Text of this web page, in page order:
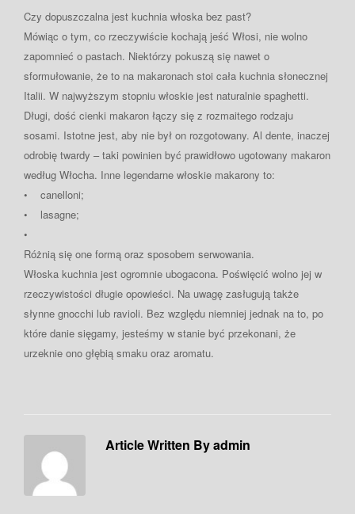
Czy dopuszczalna jest kuchnia włoska bez past?
Mówiąc o tym, co rzeczywiście kochają jeść Włosi, nie wolno
zapomnieć o pastach. Niektórzy pokuszą się nawet o
sformułowanie, że to na makaronach stoi cała kuchnia słonecznej
Italii. W najwyższym stopniu włoskie jest naturalnie spaghetti.
Długi, dość cienki makaron łączy się z rozmaitego rodzaju
sosami. Istotne jest, aby nie był on rozgotowany. Al dente, inaczej
odrobię twardy – taki powinien być prawidłowo ugotowany makaron
według Włocha. Inne legendarne włoskie makarony to:
• canelloni;
• lasagne;
•
Różnią się one formą oraz sposobem serwowania.
Włoska kuchnia jest ogromnie ubogacona. Poświęcić wolno jej w
rzeczywistości długie opowieści. Na uwagę zasługują także
słynne gnocchi lub ravioli. Bez względu niemniej jednak na to, po
które danie sięgamy, jesteśmy w stanie być przekonani, że
urzeknie ono głębią smaku oraz aromatu.
Article Written By admin